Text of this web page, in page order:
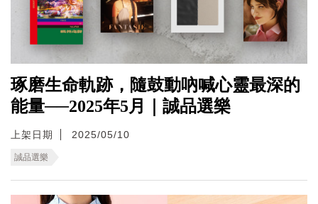
琢磨生命軌跡，隨鼓動吶喊心靈最深的
能量──2025年5月｜誠品選樂
上架日期 2025/05/10
誠品選樂